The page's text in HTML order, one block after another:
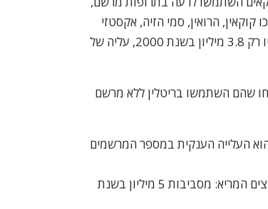
הרואין, סמי הזיה, אקסטזי
וממיסים נדיפים, כולם יחד. ה-7 מיליון היו רק 3.8 מיליון בשנת 2000, עליה של
י"ב דיווחו שהם השתמשו בריטלין ללא מרשם
העלייה הענקית במספר המרשמים
בארצות הברית, מספר המרשמים לממריצים המריא: מסביבות 5 מיליון בשנת